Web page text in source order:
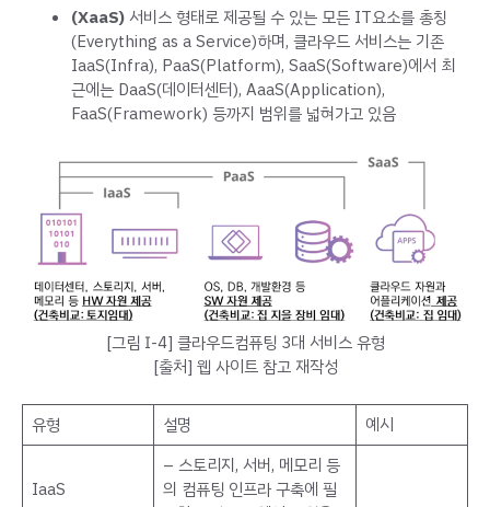
(XaaS) 서비스 형태로 제공될 수 있는 모든 IT요소를 총칭
(Everything as a Service)하며, 클라우드 서비스는 기존
IaaS(Infra), PaaS(Platform), SaaS(Software)에서 최
근에는 DaaS(데이터센터), AaaS(Application),
FaaS(Framework) 등까지 범위를 넓혀가고 있음
[그림 Ⅰ-4] 클라우드컴퓨팅 3대 서비스 유형
[출처] 웹 사이트 참고 재작성
유형 설명 예시
IaaS
– 스토리지, 서버, 메모리 등
의 컴퓨팅 인프라 구축에 필